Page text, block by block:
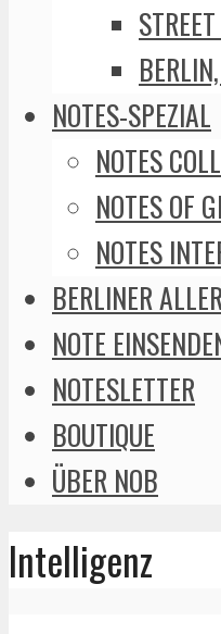
NOTES-SPEZIAL
NOTES
NOTES OF
NOTES
BERLINER
NOTE
NOTESLETTER
BOUTIQUE
ÜBER NOB
Intelligenz